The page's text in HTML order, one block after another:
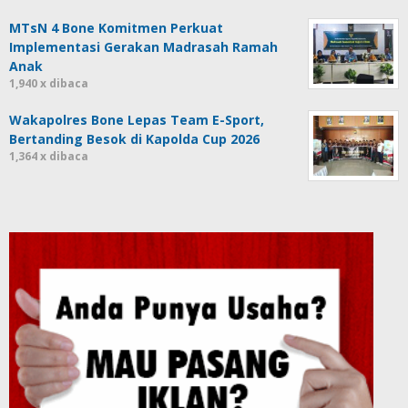
MTsN 4 Bone Komitmen Perkuat
Implementasi Gerakan Madrasah Ramah
Anak
1,940 x dibaca
Wakapolres Bone Lepas Team E-Sport,
Bertanding Besok di Kapolda Cup 2026
1,364 x dibaca